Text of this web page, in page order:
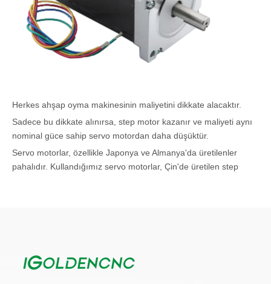
Herkes ahşap oyma makinesinin maliyetini dikkate alacaktır.
Sadece bu dikkate alınırsa, step motor kazanır ve maliyeti aynı
nominal güce sahip servo motordan daha düşüktür.
Servo motorlar, özellikle Japonya ve Almanya'da üretilenler
pahalıdır. Kullandığımız servo motorlar, Çin'de üretilen step
uygulamalar ve yüksek hızlarda yüksek torklu veya yüksek
dinamik yanıtlı uygulamalar için çok uygundur.